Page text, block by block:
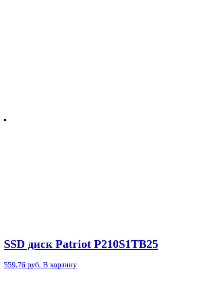
SSD диск Patriot P210S1TB25
559,76 руб. В корзину